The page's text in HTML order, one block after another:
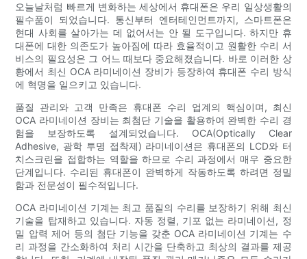
오늘날처럼 빠르게 변화하는 세상에서 휴대폰은 우리 일상생활의
필수품이 되었습니다. 통신부터 엔터테인먼트까지, 스마트폰은
현대 사회를 살아가는 데 없어서는 안 될 도구입니다. 하지만 휴
대폰에 대한 의존도가 높아짐에 따라 효율적이고 원활한 수리 서
비스의 필요성은 그 어느 때보다 중요해졌습니다. 바로 이러한 상
황에서 최신 OCA 라미네이션 장비가 등장하여 휴대폰 수리 방식
에 혁명을 일으키고 있습니다.
품질 관리와 고객 만족은 휴대폰 수리 업계의 핵심이며, 최신
OCA 라미네이션 장비는 최첨단 기술을 활용하여 완벽한 수리 경
험을 보장하도록 설계되었습니다. OCA(Optically Clear
Adhesive, 광학 투명 접착제) 라미네이션은 휴대폰의 LCD와 터
치스크린을 접합하는 역할을 하므로 수리 과정에서 매우 중요한
단계입니다. 수리된 휴대폰이 완벽하게 작동하도록 하려면 정밀
함과 전문성이 필수적입니다.
OCA 라미네이션 기계는 최고 품질의 수리를 보장하기 위해 최신
기술을 탑재하고 있습니다. 자동 정렬, 기포 없는 라미네이션, 정
밀 압력 제어 등의 첨단 기능을 갖춘 OCA 라미네이션 기계는 수
리 과정을 간소화하여 처리 시간을 단축하고 최상의 결과를 제공